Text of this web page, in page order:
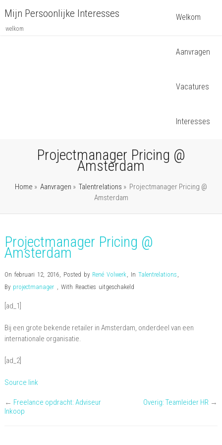
Mijn Persoonlijke Interesses
welkom
Welkom
Aanvragen
Vacatures
Interesses
Projectmanager Pricing @
Amsterdam
Home » Aanvragen » Talentrelations » Projectmanager Pricing @
Amsterdam
Projectmanager Pricing @
Amsterdam
On februari 12, 2016, Posted by René Volwerk, In Talentrelations ,
By projectmanager , With Reacties uitgeschakeldvoor
[ad_1]
Bij een grote bekende retailer in Amsterdam, onderdeel van een
internationale organisatie.
[ad_2]
Source link
← Freelance opdracht: Adviseur
Inkoop
Overig: Teamleider HR →